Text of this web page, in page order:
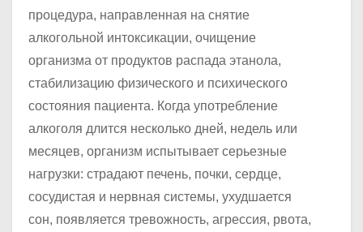
процедура, направленная на снятие
алкогольной интоксикации, очищение
организма от продуктов распада этанола,
стабилизацию физического и психического
состояния пациента. Когда употребление
алкоголя длится несколько дней, недель или
месяцев, организм испытывает серьезные
нагрузки: страдают печень, почки, сердце,
сосудистая и нервная системы, ухудшается
сон, появляется тревожность, агрессия, рвота,